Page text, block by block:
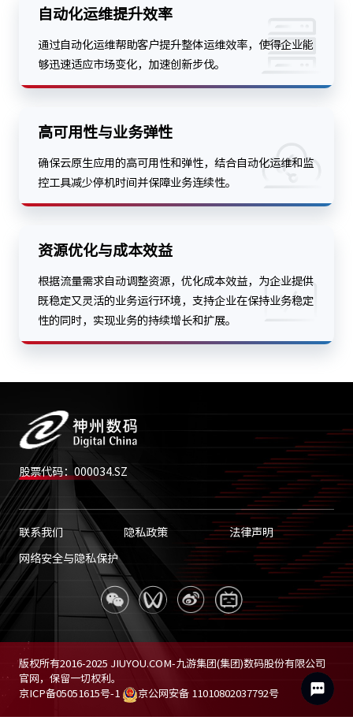
自动化运维提升效率
通过自动化运维帮助客户提升整体运维效率，使得企业能
够迅速适应市场变化，加速创新步伐。
高可用性与业务弹性
确保云原生应用的高可用性和弹性，结合自动化运维和监
控工具减少停机时间并保障业务连续性。
资源优化与成本效益
根据流量需求自动调整资源，优化成本效益，为企业提供
既稳定又灵活的业务运行环境，支持企业在保持业务稳定
性的同时，实现业务的持续增长和扩展。
股票代码：000034.SZ
联系我们 隐私政策 法律声明
网络安全与隐私保护
版权所有2016-2025 JIUYOU.COM-九游集团(集团)数码股份有限公司
官网，保留一切权利。
京ICP备05051615号-1
京公网安备 11010802037792号